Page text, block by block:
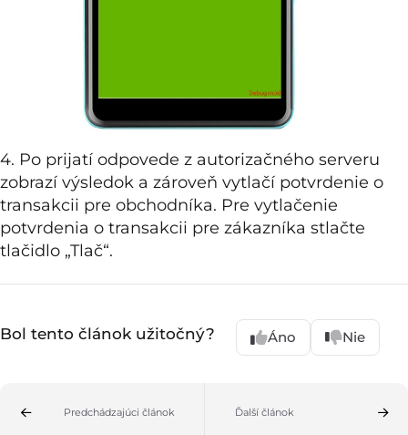
4. Po prijatí odpovede z autorizačného serveru
zobrazí výsledok a zároveň vytlačí potvrdenie o
transakcii pre obchodníka. Pre vytlačenie
potvrdenia o transakcii pre zákazníka stlačte
tlačidlo „Tlač“.
Bol tento článok užitočný? Áno Nie
Predchádzajúci článok Ďalší článok